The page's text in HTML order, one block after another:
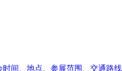
时间、地点、参展范围、交通路线